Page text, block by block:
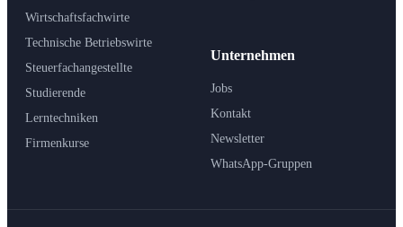
Wirtschaftsfachwirte
Technische Betriebswirte
Steuerfachangestellte
Studierende
Lerntechniken
Firmenkurse
Unternehmen
Jobs
Kontakt
Newsletter
WhatsApp-Gruppen